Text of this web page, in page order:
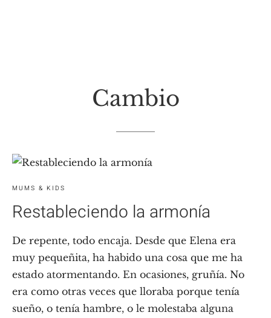
Cambio
MUMS & KIDS
Restableciendo la armonía
De repente, todo encaja. Desde que Elena era
muy pequeñita, ha habido una cosa que me ha
estado atormentando. En ocasiones, gruñía. No
era como otras veces que lloraba porque tenía
sueño, o tenía hambre, o le molestaba alguna